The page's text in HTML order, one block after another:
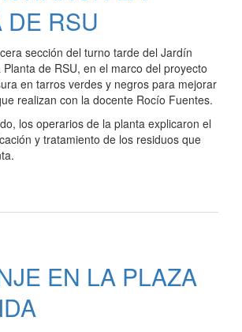
DE RSU
sección del turno tarde del Jardín
Planta de RSU, en el marco del proyecto
en tarros verdes y negros para mejorar
realizan con la docente Rocío Fuentes.
los operarios de la planta explicaron el
y tratamiento de los residuos que
EN LA PLAZA